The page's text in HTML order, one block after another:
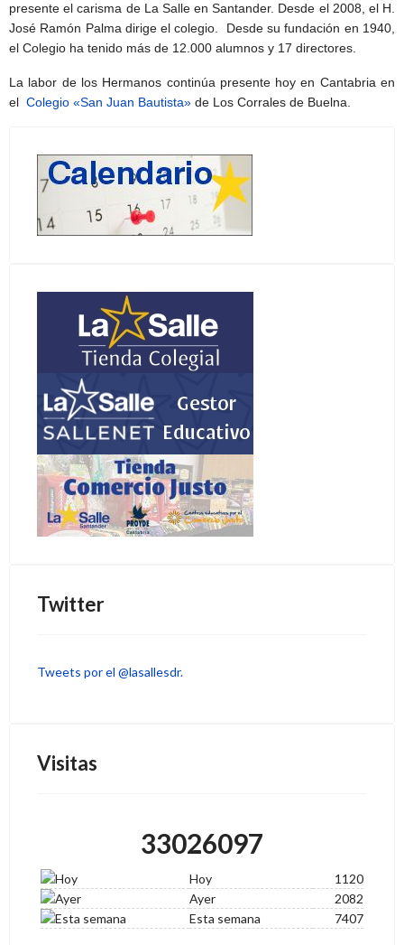
presente el carisma de La Salle en Santander. Desde el 2008, el H.
José Ramón Palma dirige el colegio. Desde su fundación en 1940,
el Colegio ha tenido más de 12.000 alumnos y 17 directores.
La labor de los Hermanos continúa presente hoy en Cantabria en
el Colegio «San Juan Bautista» de Los Corrales de Buelna.
Twitter
Tweets por el @lasallesdr.
Visitas
33026097
Hoy
1120
Ayer
2082
Esta semana
7407